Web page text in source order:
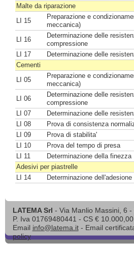
Malte da riparazione
LI 15
Preparazione e
meccanica)
LI 16
Determinazione delle
compressione
LI 17
Determinazione delle
Cementi
LI 05
Preparazione e
meccanica)
LI 06
Determinazione delle
compressione
LI 07
Determinazione delle
LI 08
Prova di consistenza
LI 09
Prova di stabilita'
LI 10
Prova del tempo di presa
LI 11
Determinazione della finezza
Adesivi per piastrelle
LI 14
Determinazione
LATEMA Srl - Via Manlio Massini, 6
P. Iva 01769480441 - CS €
Email info@latema.it- Email
policy